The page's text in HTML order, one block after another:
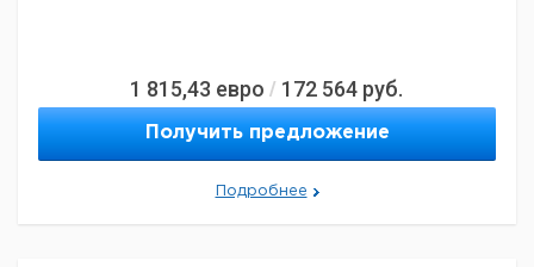
1 815,43 евро / 172 564 руб.
Получить предложение
Подробнее